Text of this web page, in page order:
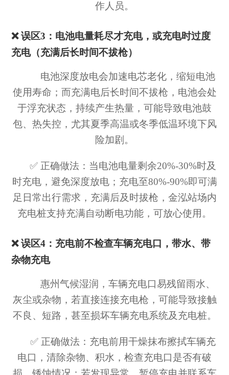
作人员。
❌ 误区3：电池电量耗尽才充电，或充电时过度
充电（充满后长时间不拔枪）
电池深度放电会加速电芯老化，缩短电池
使用寿命；而充满电后长时间不拔枪，电池会处
于浮充状态，持续产生热量，可能导致电池鼓
包、热失控，尤其夏季高温或冬季低温环境下风
险加剧。
✅ 正确做法：当电池电量剩余20%-30%时及
时充电，避免深度放电；充电至80%-90%即可满
足日常出行需求，充满后及时拔枪，金泓站场内
充电桩支持充满自动断电功能，可放心使用。
❌ 误区4：充电前不检查车辆充电口，带水、带
杂物充电
惠州气候湿润，车辆充电口易残留雨水、
灰尘或杂物，若直接连接充电枪，可能导致接触
不良、短路，甚至损坏车辆充电系统及充电桩。
✅ 正确做法：充电前用干燥抹布擦拭车辆充
电口，清除杂物、积水，检查充电口是否有破